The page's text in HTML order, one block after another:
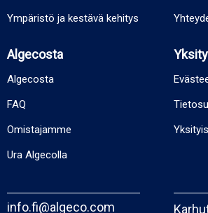
Ympäristö ja kestävä kehitys
Algecosta
Algecosta
FAQ
Omistajamme
Ura Algecolla
info.fi@algeco.com